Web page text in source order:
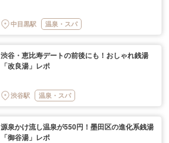
中目黒駅 温泉・スパ
渋谷・恵比寿デートの前後にも！おしゃれ銭湯
「改良湯」レポ
渋谷駅 温泉・スパ
源泉かけ流し温泉が550円！墨田区の進化系銭湯
「御谷湯」レポ